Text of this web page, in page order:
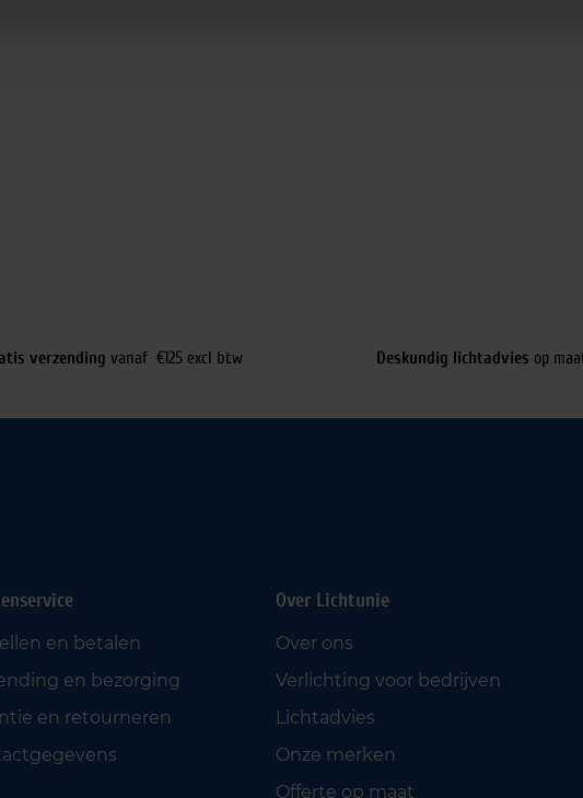
verzending vanaf €125 excl btw Deskundig lichtadvies op
en betalen
en bezorging
en retourneren
Over Lichtunie
Over ons
Verlichting voor bedrijven
Lichtadvies
Onze merken
Offerte op maat